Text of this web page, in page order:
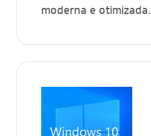
moderna e otimizada.